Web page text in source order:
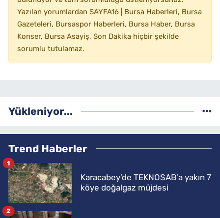
Yazılan yorumlardan SAYFA16 | Bursa Haberleri, Bursa
Gazeteleri, Bursaspor Haberleri, Bursa Haber, Bursa
Konser, Bursa Asayiş, Son Dakika hiçbir şekilde
sorumlu tutulamaz.
Yükleniyor...
Trend Haberler
Karacabey'de TEKNOSAB'a yakın 7
köye doğalgaz müjdesi
1
2